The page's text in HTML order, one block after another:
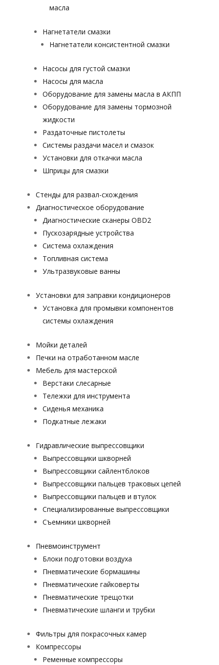
масла
Нагнетатели смазки
Нагнетатели консистентной смазки
Насосы для густой смазки
Насосы для масла
Оборудование для замены масла в АКПП
Оборудование для замены тормозной
жидкости
Раздаточные пистолеты
Системы раздачи масел и смазок
Установки для откачки масла
Шприцы для смазки
Стенды для развал-схождения
Диагностическое оборудование
Диагностические сканеры OBD2
Пускозарядные устройства
Система охлаждения
Топливная система
Ультразвуковые ванны
Установки для заправки кондиционеров
Установка для промывки компонентов
системы охлаждения
Мойки деталей
Печки на отработанном масле
Мебель для мастерской
Верстаки слесарные
Тележки для инструмента
Сиденья механика
Подкатные лежаки
Гидравлические выпрессовщики
Выпрессовщики шкворней
Выпрессовщики сайлентблоков
Выпрессовщики пальцев траковых цепей
Выпрессовщики пальцев и втулок
Специализированные выпрессовщики
Cъемники шкворней
Пневмоинструмент
Блоки подготовки воздуха
Пневматические бормашины
Пневматические гайковерты
Пневматические трещотки
Пневматические шланги и трубки
Фильтры для покрасочных камер
Компрессоры
Ременные компрессоры